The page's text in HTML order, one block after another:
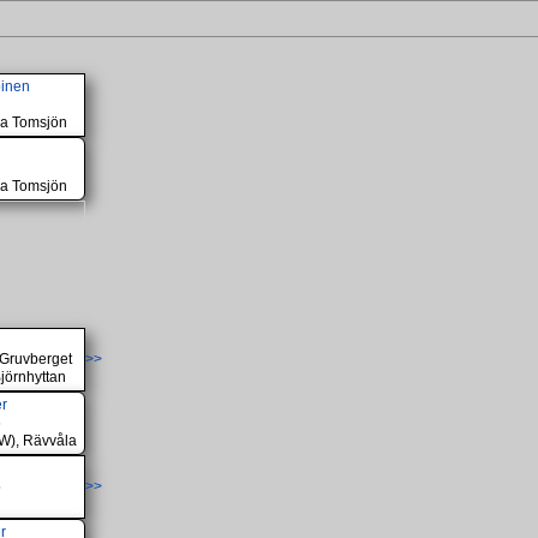
Tomsjön
Tomsjön
>>
Rävvåla
>>